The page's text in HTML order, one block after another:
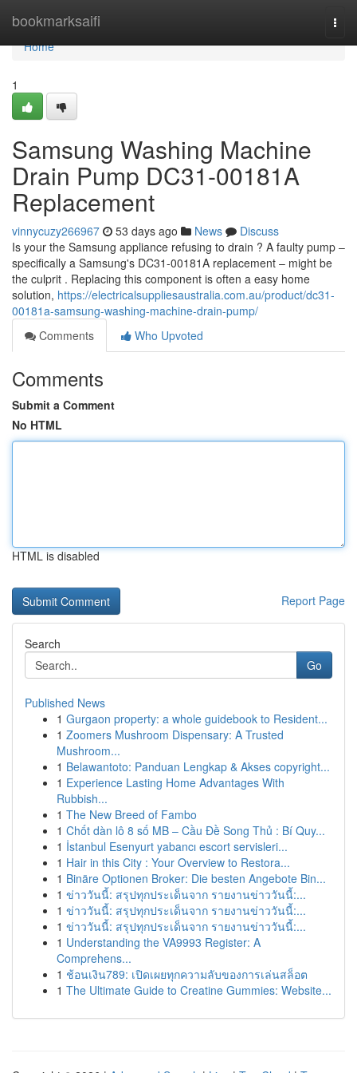
bookmarksaifi
Home
Home
1
Samsung Washing Machine
Drain Pump DC31-00181A
Replacement
vinnycuzy266967 53 days ago News
Discuss
Is your the Samsung appliance refusing to drain ? A faulty pump –
specifically a Samsung's DC31-00181A replacement – might be
the culprit . Replacing this component is often a easy home
solution, https://electricalsuppliesaustralia.com.au/product/dc31-
00181a-samsung-washing-machine-drain-pump/
Comments
Who Upvoted
Comments
Submit a Comment
No HTML
HTML is disabled
Report Page
Search
Go
Published News
1 Gurgaon property: a whole guidebook to Resident...
1 Zoomers Mushroom Dispensary: A Trusted
Mushroom...
1 Belawantoto: Panduan Lengkap & Akses copyright...
1 Experience Lasting Home Advantages With
Rubbish...
1 The New Breed of Fambo
1 Chốt dàn lô 8 số MB – Cầu Đề Song Thủ : Bí Quy...
1 İstanbul Esenyurt yabancı escort servisleri...
1 Hair in this City : Your Overview to Restora...
1 Binäre Optionen Broker: Die besten Angebote Bin...
1 ข่าววันนี้: สรุปทุกประเด็นจาก รายงานข่าววันนี้:...
1 ข่าววันนี้: สรุปทุกประเด็นจาก รายงานข่าววันนี้:...
1 ข่าววันนี้: สรุปทุกประเด็นจาก รายงานข่าววันนี้:...
1 Understanding the VA9993 Register: A
Comprehens...
1 ช้อนเงิน789: เปิดเผยทุกความลับของการเล่นสล็อต
1 The Ultimate Guide to Creatine Gummies: Website...